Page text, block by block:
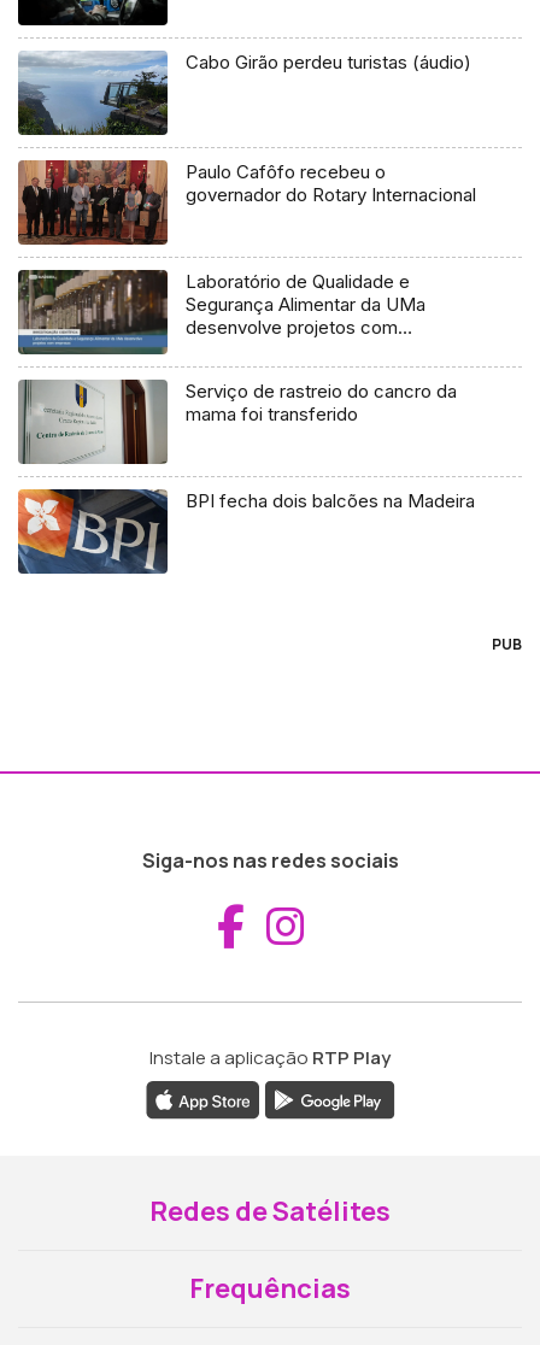
Cabo Girão perdeu turistas (áudio)
Paulo Cafôfo recebeu o
governador do Rotary Internacional
Laboratório de Qualidade e
Segurança Alimentar da UMa
desenvolve projetos com
Serviço de rastreio do cancro da
mama foi transferido
BPI fecha dois balcões na Madeira
PUB
Siga-nos nas redes sociais
Aceder ao
Instale a aplicação RTP Play
Redes de Satélites
Frequências